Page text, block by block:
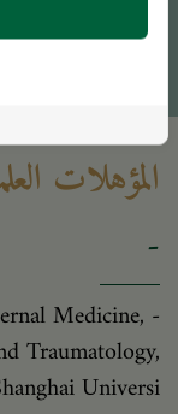
المؤهلات
-
Medicine,
Traumatology,
Universi